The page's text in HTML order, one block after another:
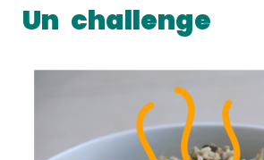
Un challenge